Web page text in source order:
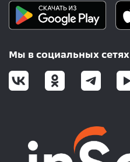
Мы в социальных сетях